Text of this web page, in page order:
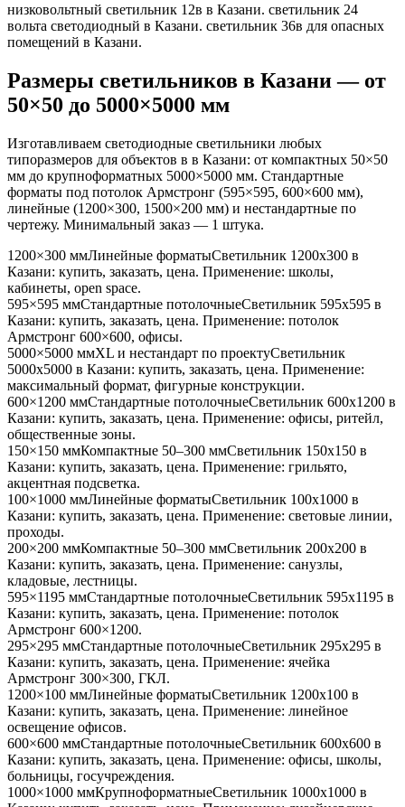
низковольтный светильник 12в в Казани. светильник 24
вольта светодиодный в Казани. светильник 36в для опасных
помещений в Казани.
Размеры светильников в Казани— от
50×50 до 5000×5000 мм
Изготавливаем светодиодные светильники любых
типоразмеров для объектов в в Казани: от компактных 50×50
мм до крупноформатных 5000×5000 мм. Стандартные
форматы под потолок Армстронг (595×595, 600×600 мм),
линейные (1200×300, 1500×200 мм) и нестандартные по
чертежу. Минимальный заказ — 1 штука.
1200×300 ммЛинейные форматыСветильник 1200x300 в
Казани: купить, заказать, цена. Применение: школы,
кабинеты, open space.
595×595 ммСтандартные потолочныеСветильник 595x595 в
Казани: купить, заказать, цена. Применение: потолок
Армстронг 600×600, офисы.
5000×5000 ммXL и нестандарт по проектуСветильник
5000x5000 в Казани: купить, заказать, цена. Применение:
максимальный формат, фигурные конструкции.
600×1200 ммСтандартные потолочныеСветильник 600x1200 в
Казани: купить, заказать, цена. Применение: офисы, ритейл,
общественные зоны.
150×150 ммКомпактные 50–300 ммСветильник 150x150 в
Казани: купить, заказать, цена. Применение: грильято,
акцентная подсветка.
100×1000 ммЛинейные форматыСветильник 100x1000 в
Казани: купить, заказать, цена. Применение: световые линии,
проходы.
200×200 ммКомпактные 50–300 ммСветильник 200x200 в
Казани: купить, заказать, цена. Применение: санузлы,
кладовые, лестницы.
595×1195 ммСтандартные потолочныеСветильник 595x1195 в
Казани: купить, заказать, цена. Применение: потолок
Армстронг 600×1200.
295×295 ммСтандартные потолочныеСветильник 295x295 в
Казани: купить, заказать, цена. Применение: ячейка
Армстронг 300×300, ГКЛ.
1200×100 ммЛинейные форматыСветильник 1200x100 в
Казани: купить, заказать, цена. Применение: линейное
освещение офисов.
600×600 ммСтандартные потолочныеСветильник 600x600 в
Казани: купить, заказать, цена. Применение: офисы, школы,
больницы, госучреждения.
1000×1000 ммКрупноформатныеСветильник 1000x1000 в